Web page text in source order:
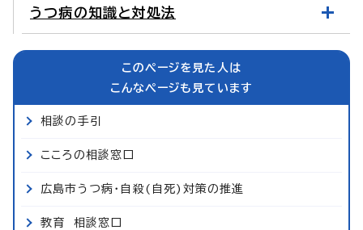
うつ病の知識と対処法
このページを見た人は
こんなページも見ています
相談の手引
こころの相談窓口
広島市うつ病・自殺(自死)対策の推進
教育 相談窓口